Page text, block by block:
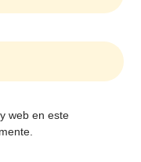
web en este